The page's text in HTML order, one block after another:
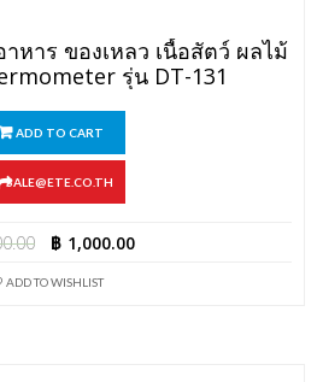
หาร ของเหลว เนื้อสัตว์ ผลไม้
รุ่น DT-131
ADD TO CART
SALE@ETE.CO.TH
฿ 1,000.00
ADD TO WISHLIST